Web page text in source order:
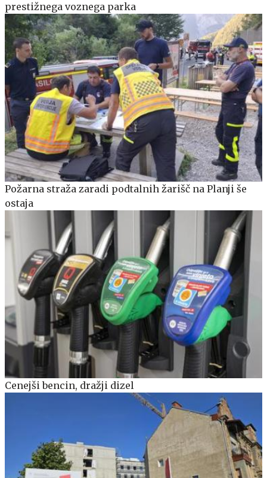
prestižnega voznega parka
Požarna straža zaradi podtalnih žarišč na Planji še
ostaja
Cenejši bencin, dražji dizel